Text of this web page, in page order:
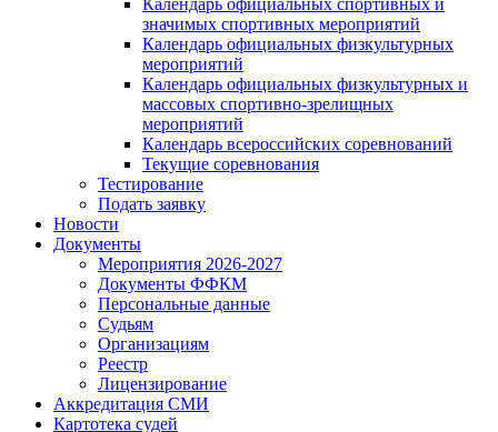
Календарь официальных спортивных и
значимых спортивных мероприятий
Календарь официальных физкультурных
мероприятий
Календарь официальных физкультурных и
массовых спортивно-зрелищных
мероприятий
Календарь всероссийских соревнований
Текущие соревнования
Тестирование
Подать заявку
Новости
Документы
Мероприятия 2026-2027
Документы ФФКМ
Персональные данные
Судьям
Организациям
Реестр
Лицензирование
Аккредитация СМИ
Картотека судей